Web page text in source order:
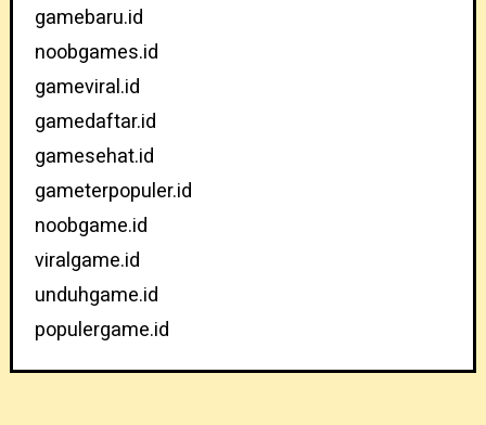
gamebaru.id
noobgames.id
gameviral.id
gamedaftar.id
gamesehat.id
gameterpopuler.id
noobgame.id
viralgame.id
unduhgame.id
populergame.id